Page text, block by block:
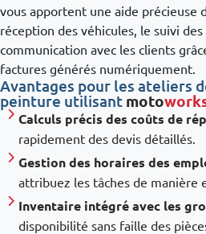
vous apportent une aide précieuse
réception des véhicules, le suivi
communication avec les clients
factures générés numériquement.
Avantages pour les ateliers
peinture utilisant moto
Calculs précis des coûts de
rapidement des devis détaillés.
Gestion des horaires des
attribuez les tâches de manière
Inventaire intégré avec les
disponibilité sans faille des